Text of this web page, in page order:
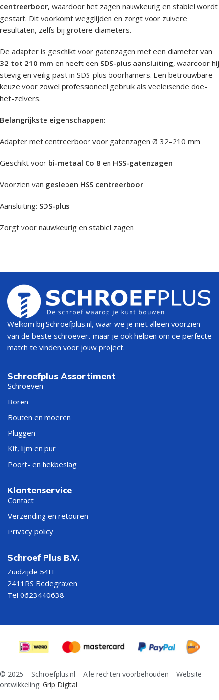
centreerboor, waardoor het zagen nauwkeurig en stabiel wordt
gestart. Dit voorkomt wegglijden en zorgt voor zuivere
resultaten, zelfs bij grotere diameters.
De adapter is geschikt voor gatenzagen met een diameter van
32 tot 210 mm en heeft een SDS-plus aansluiting, waardoor hij
stevig en veilig past in SDS-plus boorhamers. Een betrouwbare
keuze voor zowel professioneel gebruik als veeleisende doe-
het-zelvers.
Belangrijkste eigenschappen:
Adapter met centreerboor voor gatenzagen Ø 32–210 mm
Geschikt voor bi-metaal Co 8 en HSS-gatenzagen
Voorzien van geslepen HSS centreerboor
Aansluiting: SDS-plus
Zorgt voor nauwkeurig en stabiel zagen
Welkom bij Schroefplus.nl, waar we je niet alleen voorzien
van de beste schroeven, maar je ook helpen om de perfecte
match te vinden voor jouw project.
Schroefplus Assortiment
Schroeven
Boren
Bouten en moeren
Pluggen
Kit, lijm en pur
Poort- en hekbeslag
Klantenservice
Contact
Verzending en retouren
Privacy policy
Schroef Plus B.V.
Zuidzijde 54H
2411RS Bodegraven
Tel 0623440638
© 2025 – Schroefplus.nl – Alle rechten voorbehouden – Website
ontwikkeling: Grip Digital